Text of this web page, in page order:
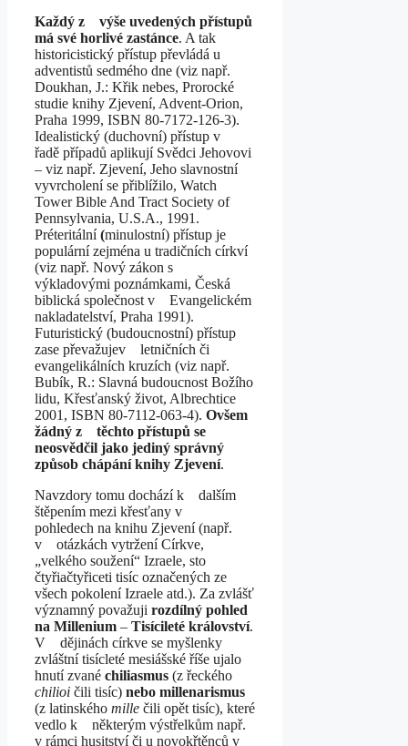
Každý z výše uvedených přístupů
má své horlivé zastánce. A tak
historicistický přístup převládá u
adventistů sedmého dne (viz např.
Doukhan, J.: Křik nebes, Prorocké
studie knihy Zjevení, Advent-Orion,
Praha 1999, ISBN 80-7172-126-3).
Idealistický (duchovní) přístup v
řadě případů aplikují Svědci Jehovovi
– viz např. Zjevení, Jeho slavnostní
vyvrcholení se přiblížilo, Watch
Tower Bible And Tract Society of
Pennsylvania, U.S.A., 1991.
Préteritální(minulostní) přístup je
populární zejména u tradičních církví
(viz např. Nový zákon s
výkladovými poznámkami, Česká
biblická společnost v Evangelickém
nakladatelství, Praha 1991).
Futuristický (budoucnostní) přístup
zase převažujev letničních či
evangelikálních kruzích (viz např.
Bubík, R.: Slavná budoucnost Božího
lidu, Křesťanský život, Albrechtice
2001, ISBN 80-7112-063-4). Ovšem
žádný z těchto přístupů se
neosvědčil jako jediný správný
způsob chápání knihy Zjevení.
Navzdory tomu dochází k dalším
štěpením mezi křesťany v
pohledech na knihu Zjevení (např.
v otázkách vytržení Církve,
„velkého soužení“ Izraele, sto
čtyřiačtyřiceti tisíc označených ze
všech pokolení Izraele atd.). Za zvlášť
významný považuji rozdílný pohled
na Millenium – Tisícileté království.
V dějinách církve se myšlenky
zvláštní tisícleté mesiášské říše ujalo
hnutí zvané chiliasmus (z řeckého
chilioi čili tisíc) nebo millenarismus
(z latinského mille čili opět tisíc), které
vedlo k některým výstřelkům např.
v rámci husitství či u novokřtěnců v